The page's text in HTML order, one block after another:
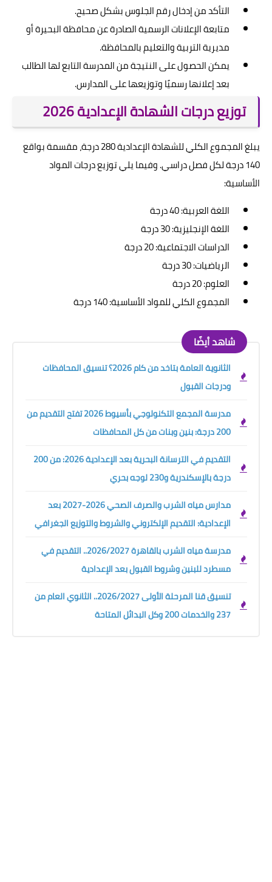
التأكد من إدخال رقم الجلوس بشكل صحيح.
متابعة الإعلانات الرسمية الصادرة عن محافظة البحيرة أو
مديرية التربية والتعليم بالمحافظة.
يمكن الحصول على النتيجة من المدرسة التابع لها الطالب
بعد إعلانها رسميًا وتوزيعها على المدارس.
توزيع درجات الشهادة الإعدادية 2026
يبلغ المجموع الكلي للشهادة الإعدادية 280 درجة، مقسمة بواقع
140 درجة لكل فصل دراسي. وفيما يلي توزيع درجات المواد
الأساسية:
اللغة العربية: 40 درجة
اللغة الإنجليزية: 30 درجة
الدراسات الاجتماعية: 20 درجة
الرياضيات: 30 درجة
العلوم: 20 درجة
المجموع الكلي للمواد الأساسية: 140 درجة
شاهد أيضًا
الثانوية العامة بتاخد من كام 2026؟ تنسيق المحافظات
ودرجات القبول
مدرسة المجمع التكنولوجي بأسيوط 2026 تفتح التقديم من
200 درجة: بنين وبنات من كل المحافظات
التقديم في الترسانة البحرية بعد الإعدادية 2026: من 200
درجة بالإسكندرية و230 لوجه بحري
مدارس مياه الشرب والصرف الصحي 2026-2027 بعد
الإعدادية: التقديم الإلكتروني والشروط والتوزيع الجغرافي
مدرسة مياه الشرب بالقاهرة 2026/2027.. التقديم في
مسطرد للبنين وشروط القبول بعد الإعدادية
تنسيق قنا المرحلة الأولى 2026/2027.. الثانوي العام من
237 والخدمات 200 وكل البدائل المتاحة